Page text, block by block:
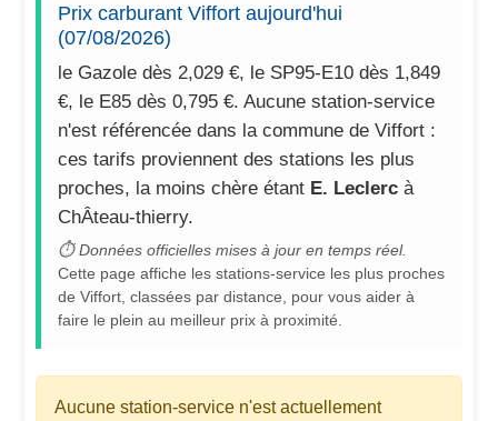
Prix carburant Viffort aujourd'hui
(07/08/2026)
le Gazole dès 2,029 €, le SP95-E10 dès 1,849
€, le E85 dès 0,795 €. Aucune station-service
n'est référencée dans la commune de Viffort :
ces tarifs proviennent des stations les plus
proches, la moins chère étant E. Leclerc à
ChÂteau-thierry.
⏱ Données officielles mises à jour en temps réel.
Cette page affiche les stations-service les plus proches
de Viffort, classées par distance, pour vous aider à
faire le plein au meilleur prix à proximité.
Aucune station-service n'est actuellement